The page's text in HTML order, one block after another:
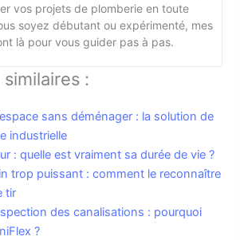
vos projets de plomberie en toute
soyez débutant ou expérimenté, mes
là pour vous guider pas à pas.
:
sans déménager : la solution de
industrielle
: quelle est vraiment sa durée de vie ?
trop puissant : comment le reconnaître
tir
des canalisations : pourquoi
?